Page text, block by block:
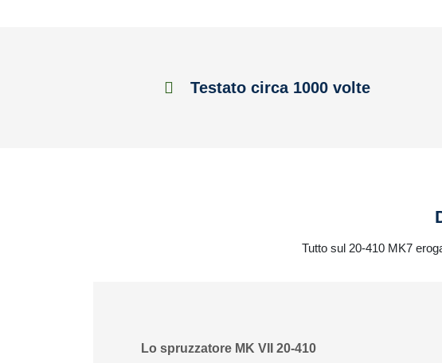
Testato circa 1000 volte
Tutto sul 20-410 MK7
Lo spruzzatore MK VII 20-410